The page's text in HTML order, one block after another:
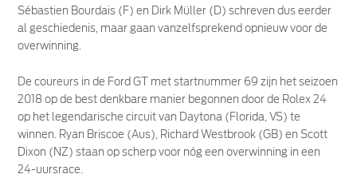
Sébastien Bourdais (F) en Dirk Müller (D) schreven dus eerder
al geschiedenis, maar gaan vanzelfsprekend opnieuw voor de
overwinning.
De coureurs in de Ford GT met startnummer 69 zijn het seizoen
2018 op de best denkbare manier begonnen door de Rolex 24
op het legendarische circuit van Daytona (Florida, VS) te
winnen. Ryan Briscoe (Aus), Richard Westbrook (GB) en Scott
Dixon (NZ) staan op scherp voor nóg een overwinning in een
24-uursrace.